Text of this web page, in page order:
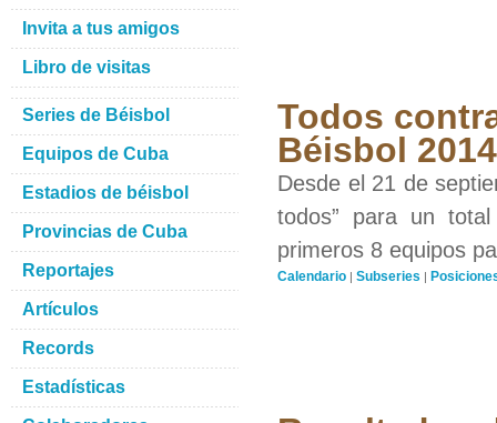
Todos
Béisbol
Desde el 21 de
todos” para un
primeros 8 equipos
Calendario | Subseries |
Invita a tus amigos
Libro de visitas
Series de Béisbol
Equipos de Cuba
Estadios de béisbol
Provincias de Cuba
Reportajes
Artículos
Records
Estadísticas